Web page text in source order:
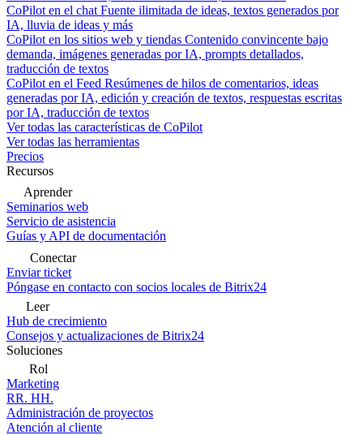
CoPilot en el chat Fuente ilimitada de ideas, textos generados por
IA, lluvia de ideas y más
CoPilot en los sitios web y tiendas Contenido convincente bajo
demanda, imágenes generadas por IA, prompts detallados,
traducción de textos
CoPilot en el Feed Resúmenes de hilos de comentarios, ideas
generadas por IA, edición y creación de textos, respuestas escritas
por IA, traducción de textos
Ver todas las características de CoPilot
Ver todas las herramientas
Precios
Recursos
Aprender
Seminarios web
Servicio de asistencia
Guías y API de documentación
Conectar
Enviar ticket
Póngase en contacto con socios locales de Bitrix24
Leer
Hub de crecimiento
Consejos y actualizaciones de Bitrix24
Soluciones
Rol
Marketing
RR. HH.
Administración de proyectos
Atención al cliente